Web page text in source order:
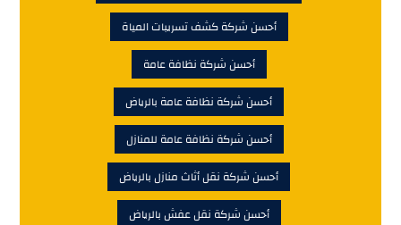
أحسن شركة كشف تسريبات المياة
أحسن شركة نظافة عامة
أحسن شركة نظافة عامة بالرياض
أحسن شركة نظافة عامة للمنازل
أحسن شركة نقل أثاث منازل بالرياض
أحسن شركة نقل عفش بالرياض